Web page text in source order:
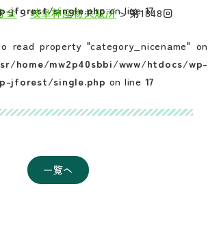
jforest/single.phpon line17
read property "category_nicename" on
home/mw2p40sbbi/www/htdocs/wp-
jforest/single.php on line 17
会>岐阜林産物共販所>第1848回
一覧へ